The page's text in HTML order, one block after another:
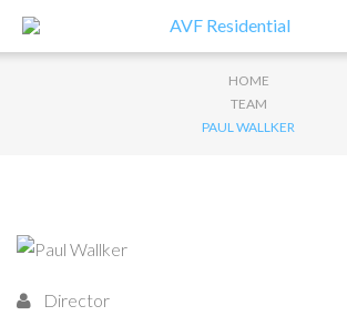
HOME
TEAM
PAUL WALLKER
Director